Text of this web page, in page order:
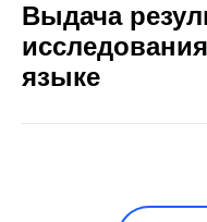
Выдача
языке